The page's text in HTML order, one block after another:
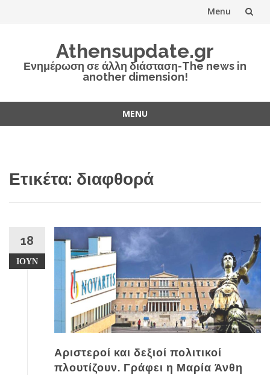
Menu
Athensupdate.gr
Ενημέρωση σε άλλη διάσταση-The news in
another dimension!
MENU
Ετικέτα: διαφθορά
18
ΙΟΎΝ
Αριστεροί και δεξιοί πολιτικοί
πλουτίζουν. Γράφει η Μαρία Άνθη